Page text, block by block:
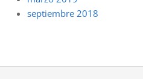
septiembre 2018